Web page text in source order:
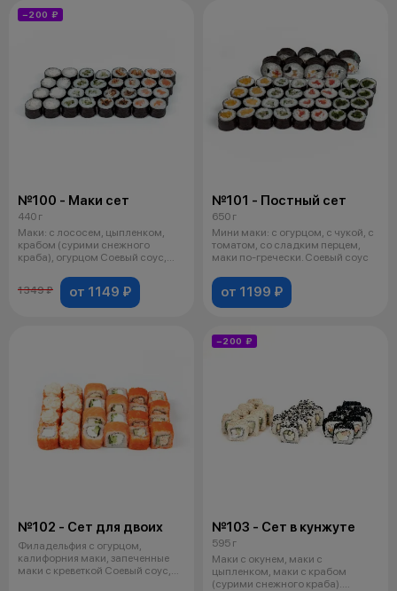
−200 ₽
№100 - Маки сет
440 г
Маки: с лососем, цыпленком,
крабом (сурими снежного
краба), огурцом Соевый соус,
1349 ₽
от 1149 ₽
№101 - Постный сет
650 г
Мини маки: с огурцом, с чукой, с
томатом, со сладким перцем,
маки по-гречески. Соевый соус
от 1199 ₽
№102 - Сет для двоих
Филадельфия с огурцом,
калифорния маки, запеченные
маки с креветкой Соевый соус,
−200 ₽
№103 - Сет в кунжуте
595 г
Маки с окунем, маки с
цыпленком, маки с крабом
(сурими снежного краба).